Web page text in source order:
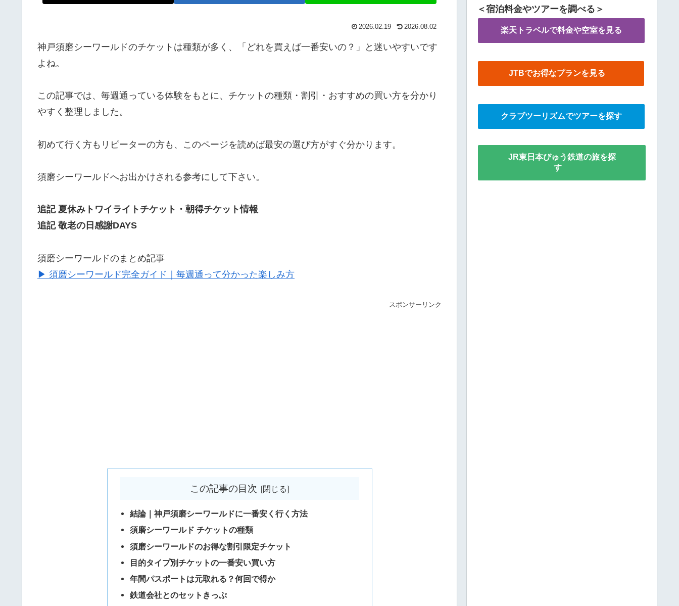
2026.02.19 2026.08.02
神戸須磨シーワールドのチケットは種類が多く、「どれを買えば一番安いの？」と迷いやすいです
よね。
この記事では、毎週通っている体験をもとに、チケットの種類・割引・おすすめの買い方を分かり
やすく整理しました。
初めて行く方もリピーターの方も、このページを読めば最安の選び方がすぐ分かります。
須磨シーワールドへお出かけされる参考にして下さい。
追記 夏休みトワイライトチケット・朝得チケット情報
追記 敬老の日感謝DAYS
須磨シーワールドのまとめ記事
▶ 須磨シーワールド完全ガイド｜毎週通って分かった楽しみ方
スポンサーリンク
この記事の目次
結論｜神戸須磨シーワールドに一番安く行く方法
須磨シーワールド チケットの種類
須磨シーワールドのお得な割引限定チケット
目的タイプ別チケットの一番安い買い方
年間パスポートは元取れる？何回で得か
鉄道会社とのセットきっぷ
＜宿泊料金やツアーを調べる＞
楽天トラベルで料金や空室を見る
JTBでお得なプランを見る
クラブツーリズムでツアーを探す
JR東日本びゅう鉄道の旅を探
す